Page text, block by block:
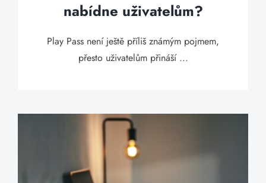
nabídne uživatelům?
Play Pass není ještě příliš známým pojmem,
přesto uživatelům přináší ...